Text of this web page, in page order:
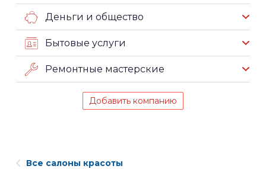
Деньги и общество
Бытовые услуги
Ремонтные мастерские
Добавить компанию
Все салоны красоты